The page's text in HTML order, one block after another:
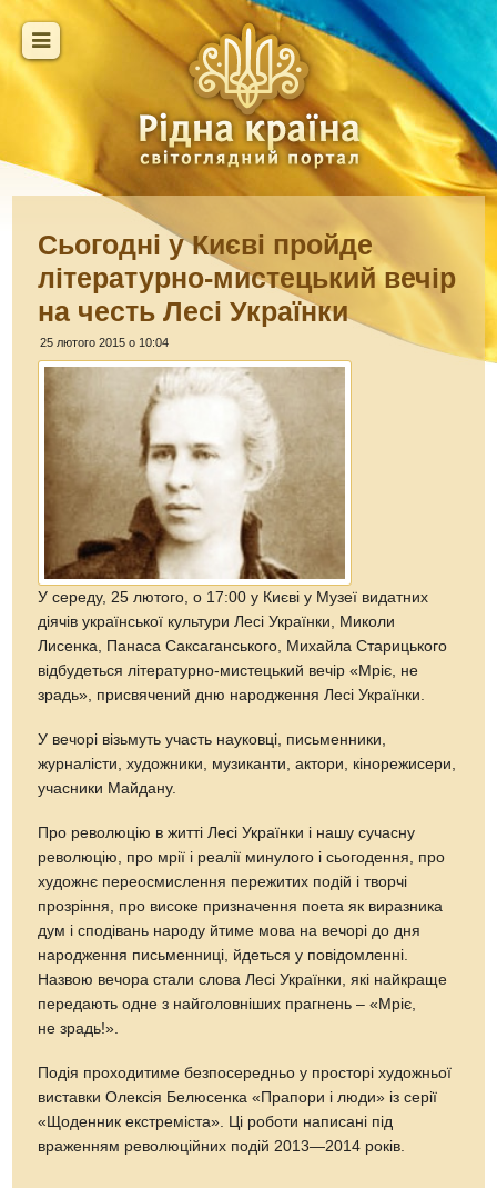
Сьогодні у Києві пройде
літературно-мистецький вечір
на честь Лесі Українки
25 лютого 2015 о 10:04
У середу, 25 лютого, о 17:00 у Києві у Музеї видатних
діячів української культури Лесі Українки, Миколи
Лисенка, Панаса Саксаганського, Михайла Старицького
відбудеться літературно-мистецький вечір «Мріє, не
зрадь», присвячений дню народження Лесі Українки.
У вечорі візьмуть участь науковці, письменники,
журналісти, художники, музиканти, актори, кінорежисери,
учасники Майдану.
Про революцію в житті Лесі Українки і нашу сучасну
революцію, про мрії і реалії минулого і сьогодення, про
художнє переосмислення пережитих подій і творчі
прозріння, про високе призначення поета як виразника
дум і сподівань народу йтиме мова на вечорі до дня
народження письменниці, йдеться у повідомленні.
Назвою вечора стали слова Лесі Українки, які найкраще
передають одне з найголовніших прагнень – «Мріє,
не зрадь!».
Подія проходитиме безпосередньо у просторі художньої
виставки Олексія Белюсенка «Прапори і люди» із серії
«Щоденник екстреміста». Ці роботи написані під
враженням революційних подій 2013—2014 років.